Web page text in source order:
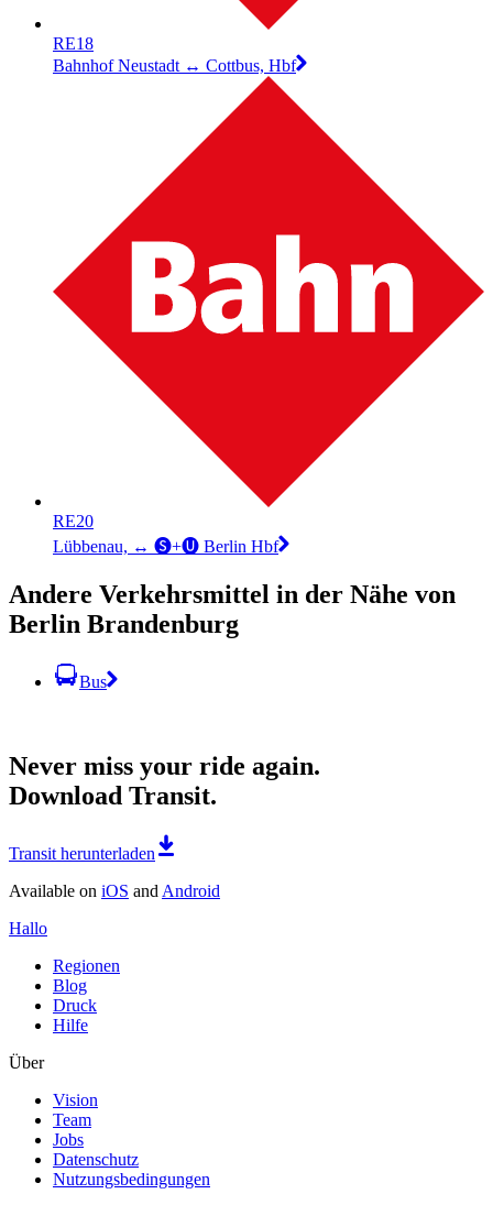
RE18
Bahnhof Neustadt ↔︎ Cottbus, Hbf
RE20
Lübbenau, ↔︎ 🅢+🅤 Berlin Hbf
Andere Verkehrsmittel in der Nähe von
Berlin Brandenburg
Bus
Never miss your ride again.
Download Transit.
Transit herunterladen
Available on iOS and Android
Hallo
Regionen
Blog
Druck
Hilfe
Über
Vision
Team
Jobs
Datenschutz
Nutzungsbedingungen